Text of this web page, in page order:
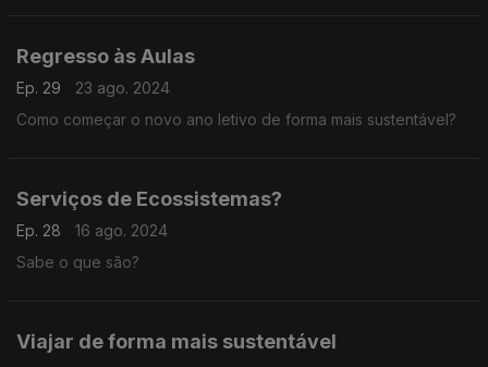
Regresso às Aulas
Ep. 29
23 ago. 2024
Como começar o novo ano letivo de forma mais sustentável?
Serviços de Ecossistemas?
Ep. 28
16 ago. 2024
Sabe o que são?
Viajar de forma mais sustentável